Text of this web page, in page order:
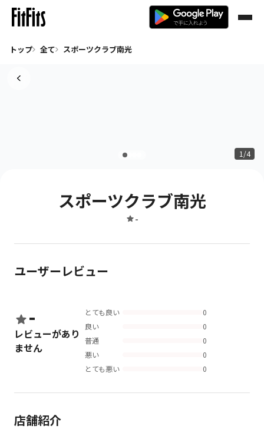
トップ 全て スポーツクラブ南光
1/4
スポーツクラブ南光
-
ユーザーレビュー
-
レビューがあり
ません
とても良い
0
良い
0
普通
0
悪い
0
とても悪い
0
店舗紹介